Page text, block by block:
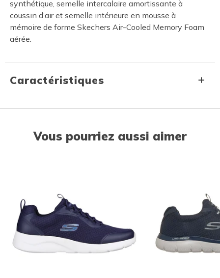
synthétique, semelle intercalaire amortissante à
coussin d’air et semelle intérieure en mousse à
mémoire de forme Skechers Air-Cooled Memory Foam
aérée.
Caractéristiques
Vous pourriez aussi aimer